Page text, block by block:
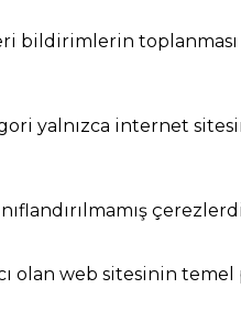
bildirimlerin
yalnızca internet
olan web sitesinin